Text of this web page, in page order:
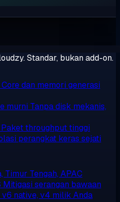
Standar, bukan add-on.
Core dan memori generasi
murni Tanpa disk mekanis,
Paket throughput tinggi
perangkat keras sejati
Timur Tengah, APAC
Mitigasi serangan bawaan
v6 native, v4 milik Anda